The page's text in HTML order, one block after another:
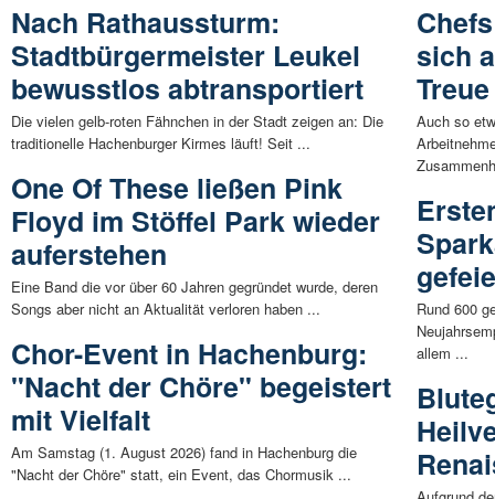
Nach Rathaussturm:
Stadtbürgermeister Leukel
bewusstlos abtransportiert
Die vielen gelb-roten Fähnchen in der Stadt zeigen an: Die
traditionelle Hachenburger Kirmes läuft! Seit ...
One Of These ließen Pink
Floyd im Stöffel Park wieder
auferstehen
Eine Band die vor über 60 Jahren gegründet wurde, deren
Songs aber nicht an Aktualität verloren haben ...
Chor-Event in Hachenburg:
"Nacht der Chöre" begeistert
mit Vielfalt
Am Samstag (1. August 2026) fand in Hachenburg die
"Nacht der Chöre" statt, ein Event, das Chormusik ...
sich
Treue
Auch so
Rund 600
allem ...